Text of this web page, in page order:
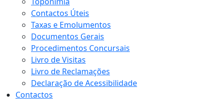
Contactos Úteis
Taxas e Emolumentos
Documentos Gerais
Procedimentos Concursais
Livro de Visitas
Livro de Reclamações
Declaração de Acessibilidade
Contactos